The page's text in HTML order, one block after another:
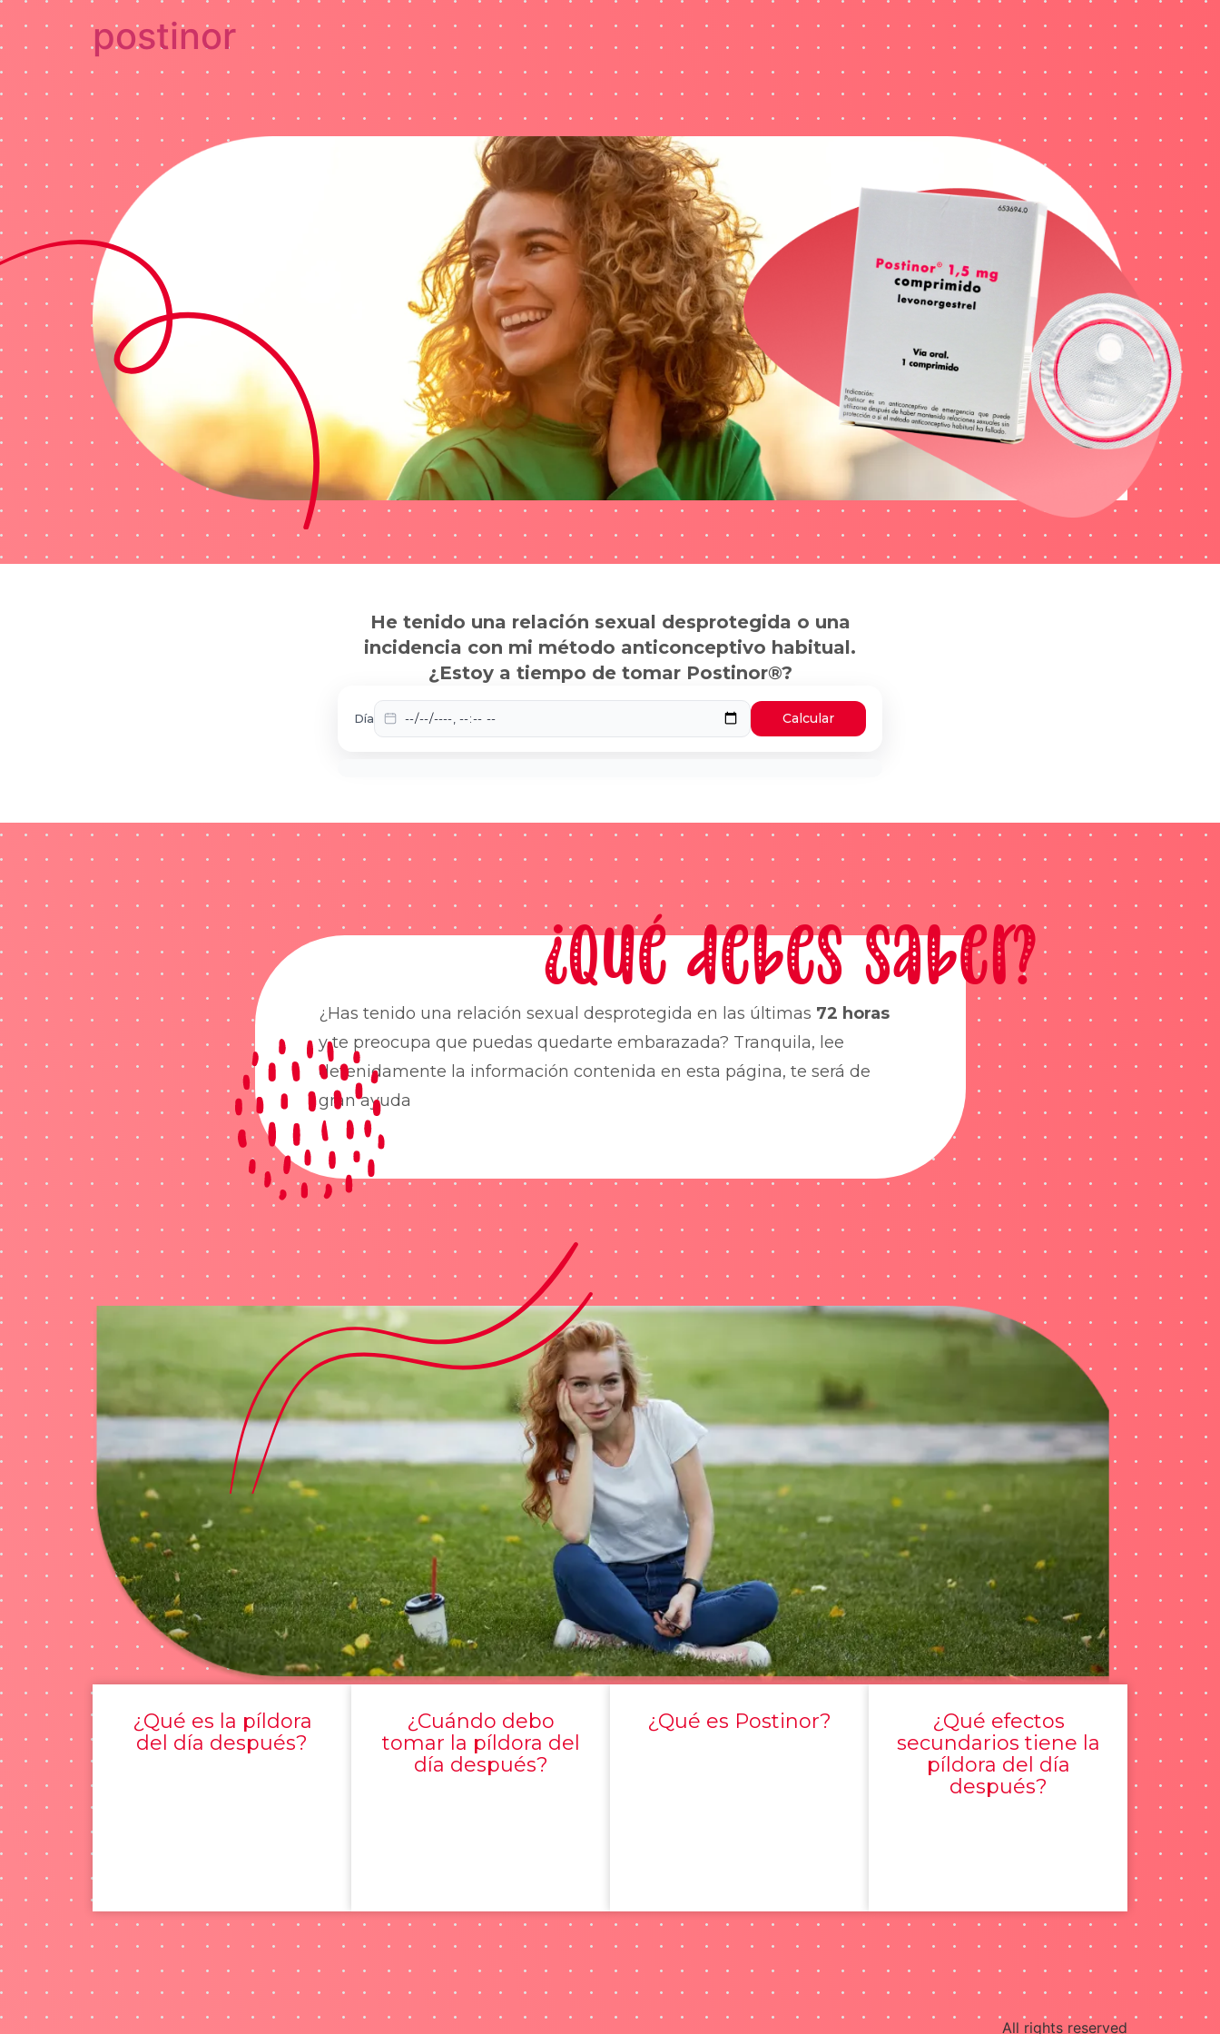
postinor
He tenido una relación sexual desprotegida o una
incidencia con mi método anticonceptivo habitual.
¿Estoy a tiempo de tomar Postinor®?
Día Calcular
¿Qué debes saber?
¿Has tenido una relación sexual desprotegida en las últimas 72 horas
y te preocupa que puedas quedarte embarazada? Tranquila, lee
detenidamente la información contenida en esta página, te será de
gran ayuda
¿Qué es la píldora
del día después?
¿Cuándo debo
tomar la píldora del
día después?
¿Qué es Postinor?
¿Qué efectos
secundarios tiene la
píldora del día
después?
All rights reserved